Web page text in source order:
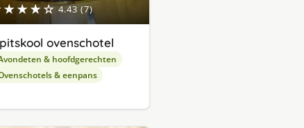
4.43 (7)
ovenschotel
& hoofdgerechten
& eenpans